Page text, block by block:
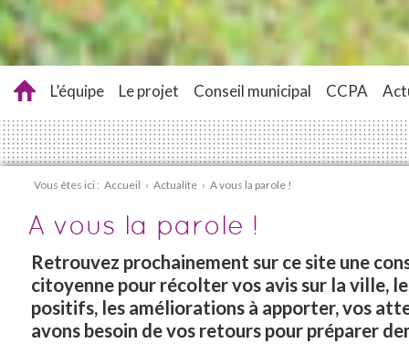
L’équipe Le projet Conseil municipal CCPA
Vous êtes ici : Accueil › Actualite › A vous la parole !
A vous la parole !
Retrouvez prochainement sur ce site une
citoyenne pour récolter vos avis sur la ville,
positifs, les améliorations à apporter, vos
avons besoin de vos retours pour préparer